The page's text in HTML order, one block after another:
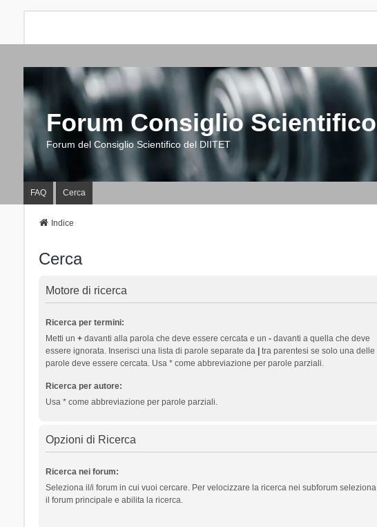
Forum Consiglio Scientifico
Forum del Consiglio Scientifico del DIITET
FAQ Cerca
Indice
Cerca
Motore di ricerca
Ricerca per termini:
Metti un +davanti alla parola che deve essere cercata e un -davanti a quella che deve
essere ignorata. Inserisci una lista di parole separate da |tra parentesi se solo una delle
parole deve essere cercata. Usa * come abbreviazione per parole parziali.
Ricerca per autore:
Usa * come abbreviazione per parole parziali.
Opzioni di Ricerca
Ricerca nei forum:
Seleziona il/i forum in cui vuoi cercare. Per velocizzare la ricerca nei subforum seleziona
il forum principale e abilita la ricerca.